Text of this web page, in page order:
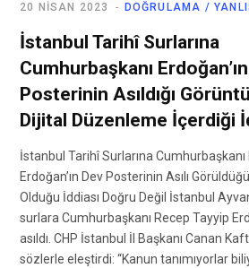
DOĞRULAMA /
20 NISAN 2023
İstanbul Tarihî Surlarına
Cumhurbaşkanı
Posterinin Asıldığı
Dijital Düzenleme İçerdiği
İstanbul Tarihî Surlarına Cumhurbaşkanı
Erdoğan’ın Dev Posterinin Asılı
Olduğu İddiası Doğru Değil İstanbul
surlara Cumhurbaşkanı Recep Tayyip
asıldı. CHP İstanbul İl Başkanı Canan
sözlerle eleştirdi: “Kanun tanımıyorlar